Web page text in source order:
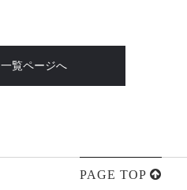
一覧ページへ
PAGE TOP